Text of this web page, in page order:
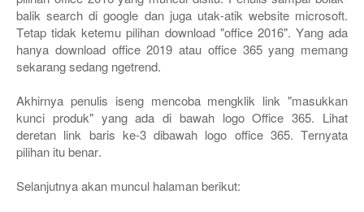
balik search di google dan juga utak-atik website microsoft.
Tetap tidak ketemu pilihan download "office 2016". Yang ada
hanya download office 2019 atau office 365 yang memang
sekarang sedang ngetrend.
Akhirnya penulis iseng mencoba mengklik link "masukkan
kunci produk" yang ada di bawah logo Office 365. Lihat
deretan link baris ke-3 dibawah logo office 365. Ternyata
pilihan itu benar.
Selanjutnya akan muncul halaman berikut: